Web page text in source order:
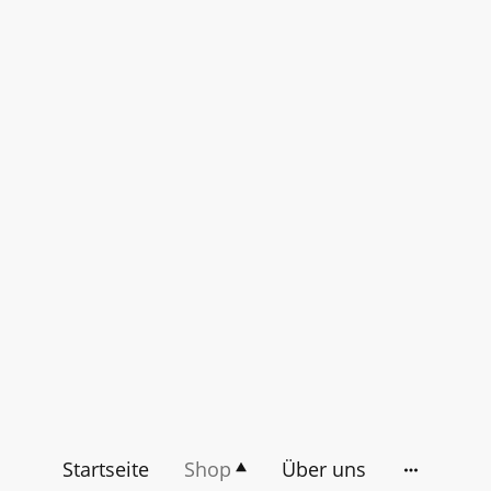
Startseite Shop Über uns